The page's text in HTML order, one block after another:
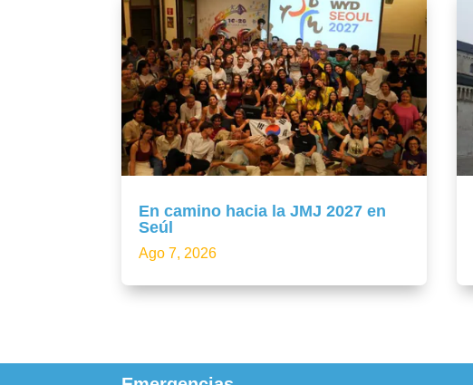
En camino hacia la JMJ 2027 en
Seúl
Ago 7, 2026